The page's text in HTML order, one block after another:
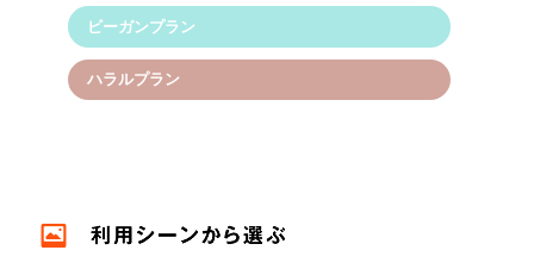
ビーガンプラン
ハラルプラン